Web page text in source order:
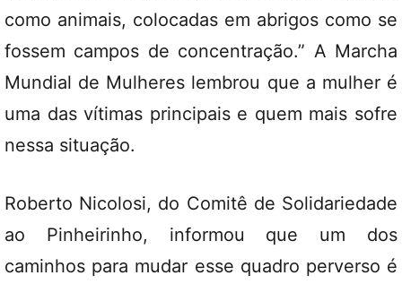
como animais, colocadas em abrigos como se
fossem campos de concentração.” A Marcha
Mundial de Mulheres lembrou que a mulher é
uma das vítimas principais e quem mais sofre
nessa situação.
Roberto Nicolosi, do Comitê de Solidariedade
ao Pinheirinho, informou que um dos
caminhos para mudar esse quadro perverso é